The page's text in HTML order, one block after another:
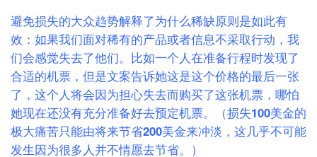
避免损失的大众趋势解释了为什么稀缺原则是如此有
效：如果我们面对稀有的产品或者信息不采取行动，我
们会感觉失去了他们。比如一个人在准备行程时发现了
合适的机票，但是文案告诉她这是这个价格的最后一张
了，这个人将会因为担心失去而购买了这张机票，哪怕
她现在还没有充分准备好去预定机票。（损失100美金的
极大痛苦只能由将来节省200美金来冲淡，这几乎不可能
发生因为很多人并不情愿去节省。）